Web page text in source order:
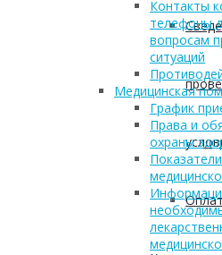
Контакты
телефоны
вопросам
ситуаций
Медицинская
График
Права и
охраны